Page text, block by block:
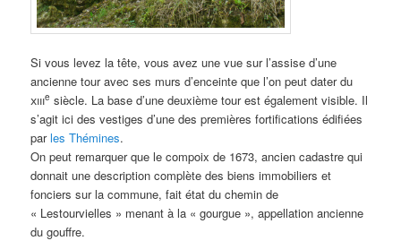
Si vous levez la tête, vous avez une vue sur l’assise d’une
ancienne tour avec ses murs d’enceinte que l’on peut dater du
xiiie siècle. La base d’une deuxième tour est également visible. Il
s’agit ici des vestiges d’une des premières fortifications édifiées
parles Thémines.
On peut remarquer que le compoix de 1673, ancien cadastre qui
donnait une description complète des biens immobiliers et
fonciers sur la commune, fait état du chemin de
« Lestourvielles » menant à la « gourgue », appellation ancienne
du gouffre.